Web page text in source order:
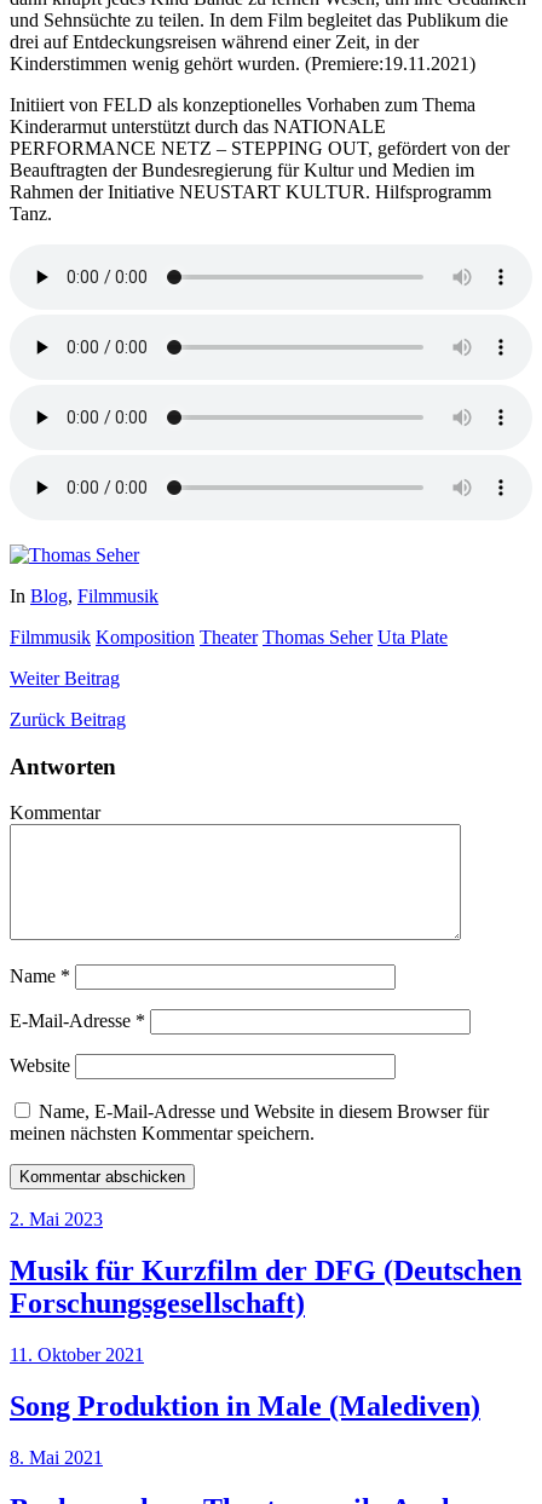
und Sehnsüchte zu teilen. In dem Film begleitet das Publikum die
drei auf Entdeckungsreisen während einer Zeit, in der
Kinderstimmen wenig gehört wurden. (Premiere:19.11.2021)
Initiiert von FELD als konzeptionelles Vorhaben zum Thema
Kinderarmut unterstützt durch das NATIONALE
PERFORMANCE NETZ – STEPPING OUT, gefördert von der
Beauftragten der Bundesregierung für Kultur und Medien im
Rahmen der Initiative NEUSTART KULTUR. Hilfsprogramm
Tanz.
In Blog, Filmmusik
Filmmusik Komposition Theater Thomas Seher Uta Plate
WeiterBeitrag
Zurück Beitrag
Antworten
Kommentar
Name *
E-Mail-Adresse *
Website
Name, E-Mail-Adresse und Website in diesem Browser für
meinen nächsten Kommentar speichern.
2. Mai 2023
Musik für Kurzfilm der DFG (Deutschen
Forschungsgesellschaft)
11. Oktober 2021
Song Produktion in Male (Malediven)
8. Mai 2021